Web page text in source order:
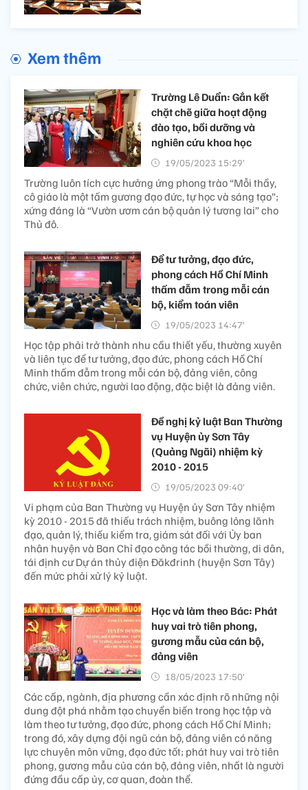
Xem thêm
Trường Lê Duẩn: Gắn kết
chặt chẽ giữa hoạt động
đào tạo, bồi dưỡng và
nghiên cứu khoa học
19/05/2023 15:29’
Trường luôn tích cực hưởng ứng phong trào “Mỗi thầy,
cô giáo là một tấm gương đạo đức, tự học và sáng tạo”;
xứng đáng là “Vườn ươm cán bộ quản lý tương lai” cho
Thủ đô.
Để tư tưởng, đạo đức,
phong cách Hồ Chí Minh
thấm đẫm trong mỗi cán
bộ, kiểm toán viên
19/05/2023 14:47’
Học tập phải trở thành nhu cầu thiết yếu, thường xuyên
và liên tục để tư tưởng, đạo đức, phong cách Hồ Chí
Minh thấm đẫm trong mỗi cán bộ, đảng viên, công
chức, viên chức, người lao động, đặc biệt là đảng viên.
Đề nghị kỷ luật Ban Thường
vụ Huyện ủy Sơn Tây
(Quảng Ngãi) nhiệm kỳ
2010 - 2015
19/05/2023 09:40’
Vi phạm của Ban Thường vụ Huyện ủy Sơn Tây nhiệm
kỳ 2010 - 2015 đã thiếu trách nhiệm, buông lỏng lãnh
đạo, quản lý, thiếu kiểm tra, giám sát đối với Ủy ban
nhân huyện và Ban Chỉ đạo công tác bồi thường, di dân,
tái định cư Dự án thủy điện Đăkđrinh (huyện Sơn Tây)
đến mức phải xử lý kỷ luật.
Học và làm theo Bác: Phát
huy vai trò tiên phong,
gương mẫu của cán bộ,
đảng viên
18/05/2023 17:50’
Các cấp, ngành, địa phương cần xác định rõ những nội
dung đột phá nhằm tạo chuyển biến trong học tập và
làm theo tư tưởng, đạo đức, phong cách Hồ Chí Minh;
trong đó, xây dựng đội ngũ cán bộ, đảng viên có năng
lực chuyên môn vững, đạo đức tốt; phát huy vai trò tiên
phong, gương mẫu của cán bộ, đảng viên, nhất là người
đứng đầu cấp ủy, cơ quan, đoàn thể.